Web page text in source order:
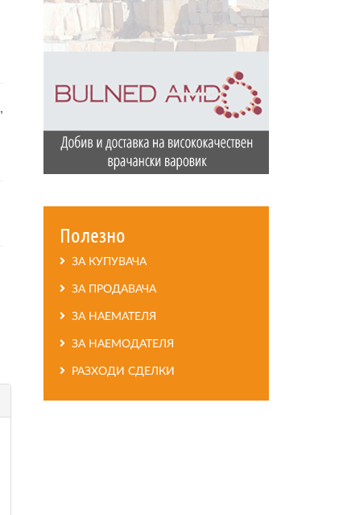
Полезно
ЗА КУПУВАЧА
ЗА ПРОДАВАЧА
ЗА НАЕМАТЕЛЯ
ЗА НАЕМОДАТЕЛЯ
РАЗХОДИ СДЕЛКИ